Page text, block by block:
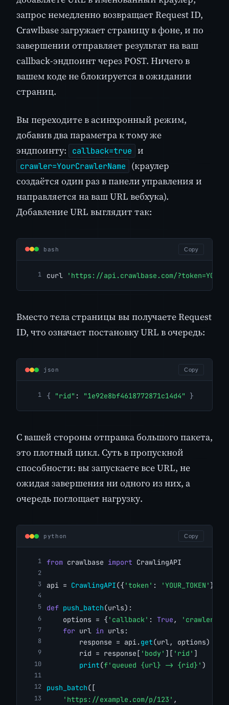
запрос немедленно возвращает Request ID,
Crawlbase загружает страницу в фоне, и по
завершении отправляет результат на ваш
callback-эндпоинт через POST. Ничего в
вашем коде не блокируется в ожидании
страниц.
Вы переходите в асинхронный режим,
добавив два параметра к тому же
эндпоинту:
callback=true и
crawler=YourCrawlerName
(краулер
создаётся один раз в панели управления и
направляется на ваш URL вебхука).
Добавление URL выглядит так:
bash Copy
curl 'https://api.crawlbase.com/
Вместо тела страницы вы получаете Request
ID, что означает постановку URL в очередь:
json Copy
{ "rid" : "1e92e8bf4618772871c14d4" }
С вашей стороны отправка большого пакета,
это плотный цикл. Суть в пропускной
способности: вы запускаете все URL, не
ожидая завершения ни одного из них, а
очередь поглощает нагрузку.
python Copy
from crawlbase import CrawlingAPI
api = CrawlingAPI({ 'token' : 'YOUR_TOKEN' })
def push_batch(urls):
    options = {
'callback' : True , 'crawler'
for url in urls:
        response = api.
get(url, options)
        rid = response[
'body' ][ 'rid' ]
print(f'queued {url} -> {rid}' )
push_batch([
'https://example.com/p/123' ,